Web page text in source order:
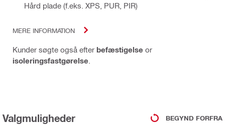
Hård plade (f.eks. XPS, PUR, PIR)
MERE INFORMATION
Kunder søgte også efter befæstigelse or
isoleringsfastgørelse
Valgmuligheder BEGYND FORFRA